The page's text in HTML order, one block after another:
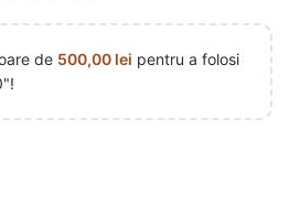
de 500,00 lei pentru a folosi